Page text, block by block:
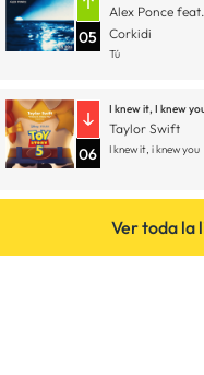
05
Alex Ponce feat.
Corkidi
Tú
06
I knew it, I knew
Taylor Swift
I knew it, i knew you
Ver toda la